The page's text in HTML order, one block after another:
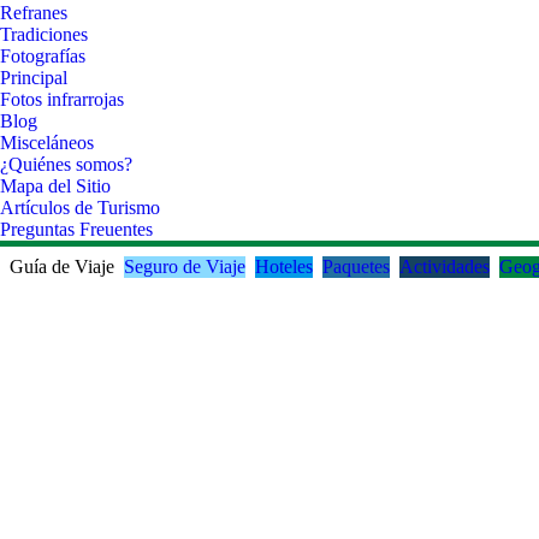
Refranes
Tradiciones
Fotografías
Principal
Fotos infrarrojas
Blog
Misceláneos
¿Quiénes somos?
Mapa del Sitio
Artículos de Turismo
Preguntas Freuentes
Guía de Viaje Seguro de Viaje Hoteles Paquetes Actividades